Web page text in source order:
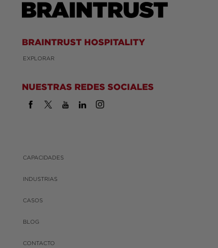
BRAINTRUST HOSPITALITY
EXPLORAR
NUESTRAS REDES SOCIALES
CAPACIDADES
INDUSTRIAS
CASOS
BLOG
CONTACTO